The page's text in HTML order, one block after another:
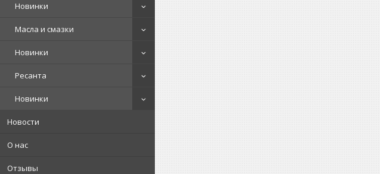
Новинки
Масла и смазки
Новинки
Ресанта
Новинки
Новости
О нас
Отзывы